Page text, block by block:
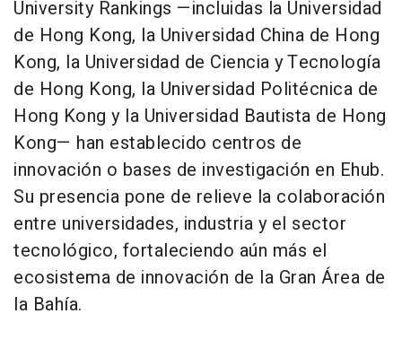
University Rankings —incluidas la Universidad
de Hong Kong, la Universidad China de Hong
Kong, la Universidad de Ciencia y Tecnología
de Hong Kong, la Universidad Politécnica de
Hong Kong y la Universidad Bautista de Hong
Kong— han establecido centros de
innovación o bases de investigación en Ehub.
Su presencia pone de relieve la colaboración
entre universidades, industria y el sector
tecnológico, fortaleciendo aún más el
ecosistema de innovación de la Gran Área de
la Bahía.